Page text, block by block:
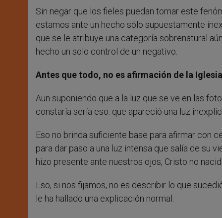
Sin negar que los fieles puedan tomar este
estamos ante un hecho sólo supuestamente
que se le atribuye una categoría sobrenatural
hecho un solo control de un negativo.
Antes que todo, no es afirmación de la Iglesia
Aun suponiendo que a la luz que se ve en las
constaría sería eso: que apareció una luz
Eso no brinda suficiente base para afirmar con
para dar paso a una luz intensa que salía de su
hizo presente ante nuestros ojos, Cristo no
Eso, si nos fijamos, no es describir lo que
le ha hallado una explicación normal.